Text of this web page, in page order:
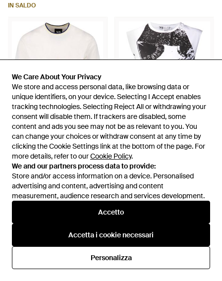
We Care About Your Privacy
We store and access personal data, like browsing data or
unique identifiers, on your device. Selecting I Accept enables
tracking technologies. Selecting Reject All or withdrawing your
consent will disable them. If trackers are disabled, some
content and ads you see may not be as relevant to you. You
can change your choices or withdraw consent at any time by
clicking the Cookie Settings link at the bottom of the page. For
more details, refer to ourCookie Policy.
We and our partners process data to provide:
Store and/or access information on a device. Personalised
advertising and content, advertising and content
measurement, audience research and services development.
Accetto
Accetta i cookie necessari
Personalizza
We Care About Your Privacy
We store and access personal data, like browsing data or
unique identifiers, on your device. Selecting I Accept enables
tracking technologies. Selecting Reject All or withdrawing your
consent will disable them. If trackers are disabled, some
content and ads you see may not be as relevant to you. You
can change your choices or withdraw consent at any time by
clicking the Cookie Settings link at the bottom of the page. For
more details, refer to ourCookie Policy.
We and our partners process data to provide:
Store and/or access information on a device. Personalised
advertising and content, advertising and content
measurement, audience research and services development.
Accetto
Accetta i cookie necessari
Personalizza
IN SALDO
150 €
Y-3
X Wales Bonner T-Shirt
Stampata - Bianco
Da Sugar
223 €137 €
Y-3
Graphic Tank Top - Bianco
DaFARFETCH
IN SALDO